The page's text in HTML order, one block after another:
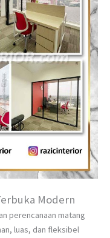
Modern
perencanaan matang
luas, dan fleksibel